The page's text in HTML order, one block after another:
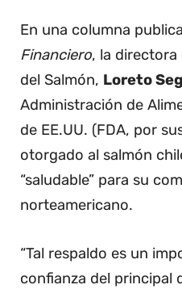
En una columna
Financiero, la directora
del Salmón, Loreto
Administración de
de EE.UU. (FDA, por
otorgado al salmón
“saludable” para su
norteamericano.
“Tal respaldo es un
confianza del principal